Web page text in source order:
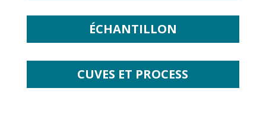
ÉCHANTILLON
CUVES ET PROCESS